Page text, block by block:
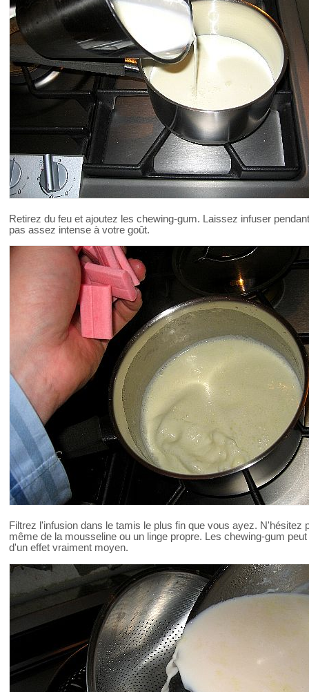
Retirez du feu et ajoutez les chewing-gum. Laissez infuser
pas assez intense à votre goût.
Filtrez l'infusion dans le tamis le plus fin que vous ayez. N'hésitez
même de la mousseline ou un linge propre. Les chewing-gum
d'un effet vraiment moyen.